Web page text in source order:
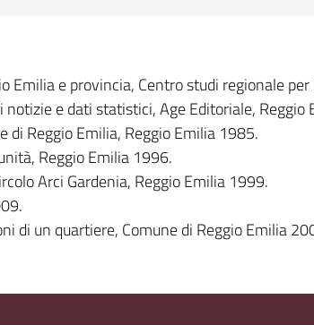
Emilia e provincia, Centro studi regionale
notizie e dati statistici, Age Editoriale, Reggio
di Reggio Emilia, Reggio Emilia 1985.
Reggio Emilia 1996.
Arci Gardenia, Reggio Emilia 1999.
di un quartiere, Comune di Reggio Emilia